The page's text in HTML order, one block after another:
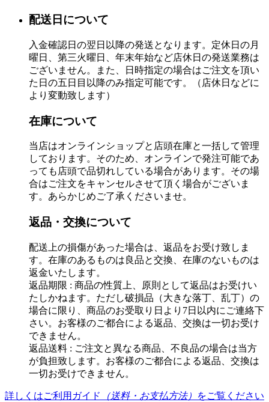
配送日について
入金確認日の翌日以降の発送となります。定休日の月
曜日、第三火曜日、年末年始など店休日の発送業務は
ございません。また、日時指定の場合はご注文を頂い
た日の五日目以降のみ指定可能です。（店休日などに
より変動致します）
在庫について
当店はオンラインショップと店頭在庫と一括して管理
しております。そのため、オンラインで発注可能であ
っても店頭で品切れしている場合があります。その場
合はご注文をキャンセルさせて頂く場合がございま
す。あらかじめご了承くださいませ。
返品・交換について
配送上の損傷があった場合は、返品をお受け致しま
す。在庫のあるものは良品と交換、在庫のないものは
返金いたします。
返品期限 : 商品の性質上、原則として返品はお受けい
たしかねます。ただし破損品（大きな落丁、乱丁）の
場合に限り、商品のお受取り日より7日以内にご連絡下
さい。お客様のご都合による返品、交換は一切お受け
できません。
返品送料 : ご注文と異なる商品、不良品の場合は当方
が負担致します。お客様のご都合による返品、交換は
一切お受けできません。
詳しくはご利用ガイド （送料・お支払方法） をご覧ください